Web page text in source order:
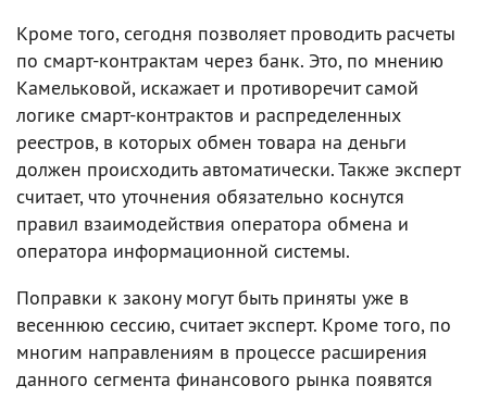
Кроме того, сегодня позволяет проводить расчеты
по смарт-контрактам через банк. Это, по мнению
Камельковой, искажает и противоречит самой
логике смарт-контрактов и распределенных
реестров, в которых обмен товара на деньги
должен происходить автоматически. Также эксперт
считает, что уточнения обязательно коснутся
правил взаимодействия оператора обмена и
оператора информационной системы.
Поправки к закону могут быть приняты уже в
весеннюю сессию, считает эксперт. Кроме того, по
многим направлениям в процессе расширения
данного сегмента финансового рынка появятся